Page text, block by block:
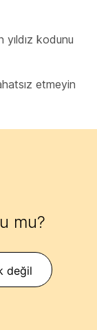
kodunu
etmeyin
mu?
değil